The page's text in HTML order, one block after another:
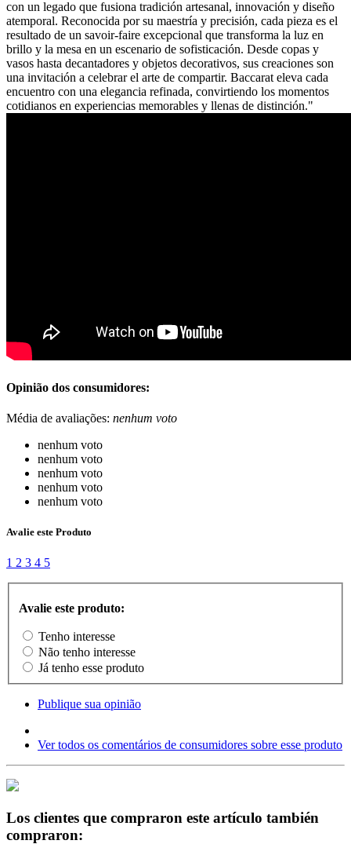
con un legado que fusiona tradición artesanal, innovación y diseño
atemporal. Reconocida por su maestría y precisión, cada pieza es el
resultado de un savoir-faire excepcional que transforma la luz en
brillo y la mesa en un escenario de sofisticación. Desde copas y
vasos hasta decantadores y objetos decorativos, sus creaciones son
una invitación a celebrar el arte de compartir. Baccarat eleva cada
encuentro con una elegancia refinada, convirtiendo los momentos
cotidianos en experiencias memorables y llenas de distinción."
Opinião dos consumidores:
Média de avaliações: nenhum voto
nenhum voto
nenhum voto
nenhum voto
nenhum voto
nenhum voto
Avalie este Produto
1 2 3 4 5
Avalie este produto:
Tenho interesse
Não tenho interesse
Já tenho esse produto
Publique sua opinião
Ver todos os comentários de consumidores sobre esse produto
Los clientes que compraron este artículo también
compraron: